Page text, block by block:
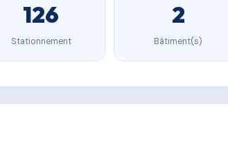
126
Stationnement
2
Bâtiment(s)